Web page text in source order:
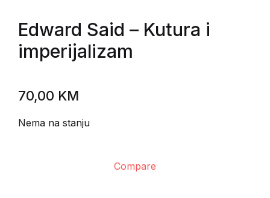
Edward Said – Kutura i
imperijalizam
70,00 KM
Nema na stanju
Compare